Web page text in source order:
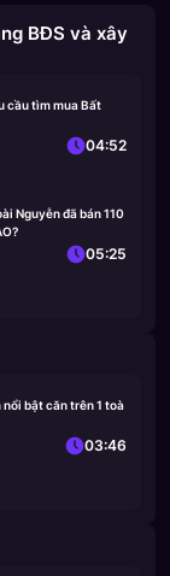
BĐS và xây
cầu tìm mua Bất
04:52
Nguyễn đã bán 110
05:25
nổi bật căn trên 1 toà
03:46